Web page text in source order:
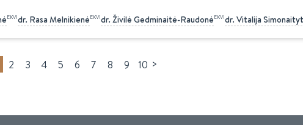
EKVIdr. Rasa MelnikienėEKVIdr. Živilė Gedminaitė-RaudonėEKVIdr. Vitalija
2 3 4 5 6 7 8 9 10 >